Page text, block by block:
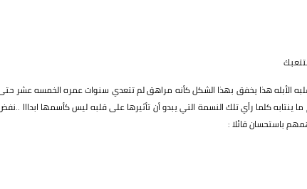
الأبله هذا يخفق بهذا الشكل كأنه مراهق لم تتعدي سنوات عمره الخمسه عشر
كلما رأي تلك النسمة التي يبدو أن تأثيرها على قلبه ليس كأسمها ابدااا
باستحسان قائلا :